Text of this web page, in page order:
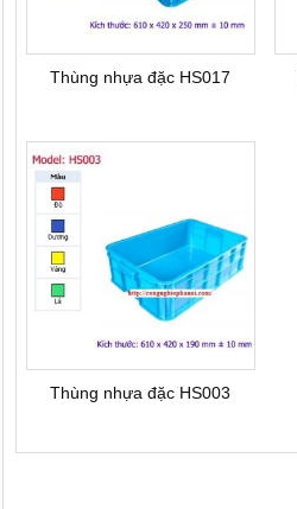
Thùng nhựa đặc HS017
Thùng nhựa đặc HS003